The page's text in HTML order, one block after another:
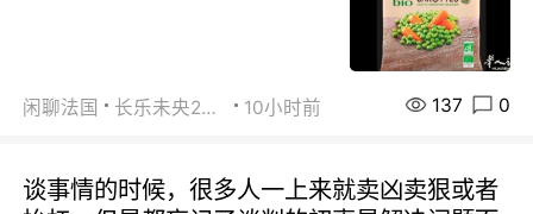
闲聊法国 长乐未央2015 10小时前 137 0
谈事情的时候，很多人一上来就卖凶卖狠或者